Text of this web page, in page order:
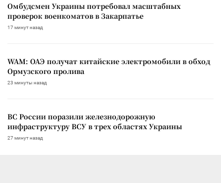
Омбудсмен Украины потребовал масштабных
проверок военкоматов в Закарпатье
17 минут назад
WAM: ОАЭ получат китайские электромобили в обход
Ормузского пролива
23 минуты назад
ВС России поразили железнодорожную
инфраструктуру ВСУ в трех областях Украины
27 минут назад